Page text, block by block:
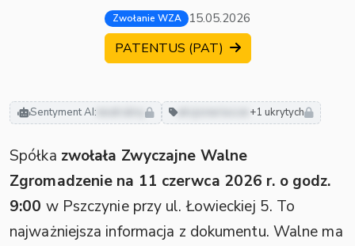
Zwołanie WZA 15.05.2026
PATENTUS (PAT)
Sentyment AI: neutralny +1 ukrytych
Spółka zwołała Zwyczajne Walne
Zgromadzenie na 11 czerwca 2026 r. o godz.
9:00 w Pszczynie przy ul. Łowieckiej 5. To
najważniejsza informacja z dokumentu. Walne ma